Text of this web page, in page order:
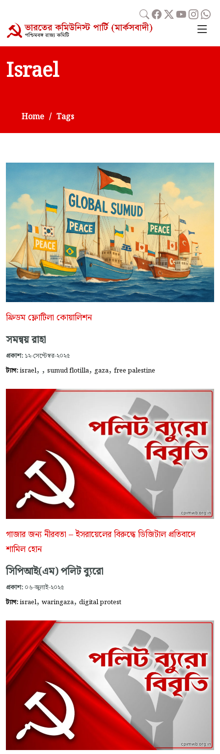
Israel
Home Tags
ফ্রিডম ফ্লোটিলা কোয়ালিশন
সমন্বয় রাহা
প্রকাশ: ১২-সেপ্টেম্বর-২০২৫
ট্যাগ:israel, , sumud flotilla, gaza, free palestine
গাজার জন্য নীরবতা – ইসরায়েলের বিরুদ্ধে ডিজিটাল প্রতিবাদে
শামিল হোন
সিপিআই(এম) পলিট ব্যুরো
প্রকাশ: ০৬-জুলাই-২০২৫
ট্যাগ:israel, waringaza, digital protest